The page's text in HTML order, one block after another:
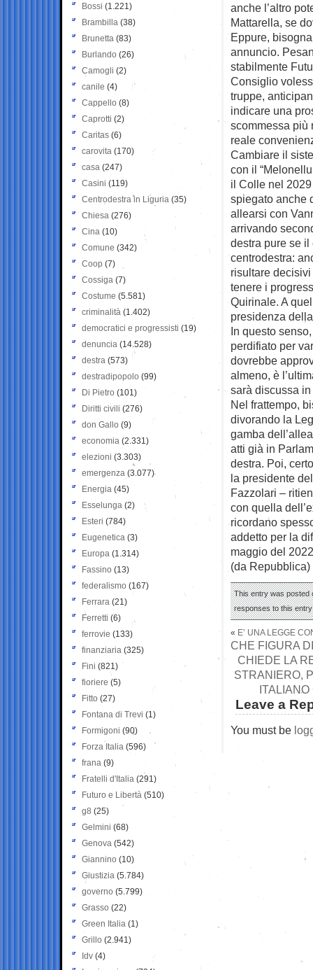
anche l’altro
Mattarella, se
Eppure,
annuncio.
stabilmente
Consiglio
truppe,
indicare una
scommessa più
reale
Cambiare il
con il
il Colle nel
spiegato anche
allearsi con
arrivando
destra pure se
centrodestra:
risultare
tenere i
Quirinale. A
presidenza
In questo
perdifiato per
dovrebbe
almeno, è
sarà discussa
Nel frattempo,
divorando la
gamba
atti già in
destra. Poi,
la presidente
Fazzolari –
con quella
ricordano
addetto per la
maggio del
(da Repubblica)
This entry was posted
responses to this
« E’ UNA LEGGE
CHE FIGURA
CHIEDE LA
STRANIERO,
ITALIANO
Leave a
You must be
Bossi (1.221)
Brambilla (38)
Brunetta (83)
Burlando (26)
Camogli (2)
canile (4)
Cappello (8)
Caprotti (2)
Caritas (6)
carovita (170)
casa (247)
Casini (119)
Centrodestra in Liguria (35)
Chiesa (276)
Cina (10)
Comune (342)
Coop (7)
Cossiga (7)
Costume (5.581)
criminalità (1.402)
democratici e progressisti (19)
denuncia (14.528)
destra (573)
destradipopolo (99)
Di Pietro (101)
Diritti civili (276)
don Gallo (9)
economia (2.331)
elezioni (3.303)
emergenza (3.077)
Energia (45)
Esselunga (2)
Esteri (784)
Eugenetica (3)
Europa (1.314)
Fassino (13)
federalismo (167)
Ferrara (21)
Ferretti (6)
ferrovie (133)
finanziaria (325)
Fini (821)
fioriere (5)
Fitto (27)
Fontana di Trevi (1)
Formigoni (90)
Forza Italia (596)
frana (9)
Fratelli d'Italia (291)
Futuro e Libertà (510)
g8 (25)
Gelmini (68)
Genova (542)
Giannino (10)
Giustizia (5.784)
governo (5.799)
Grasso (22)
Green Italia (1)
Grillo (2.941)
Idv (4)